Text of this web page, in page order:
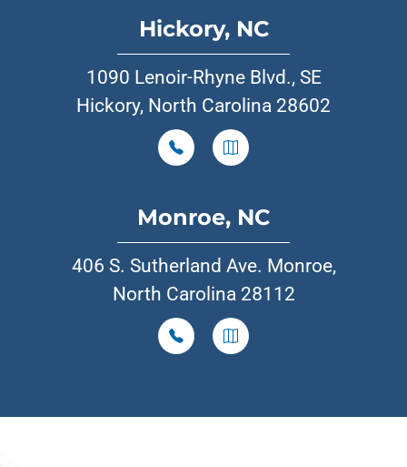
Hickory, NC
1090 Lenoir-Rhyne Blvd., SE
Hickory, North Carolina 28602
Monroe, NC
406 S. Sutherland Ave. Monroe,
North Carolina 28112